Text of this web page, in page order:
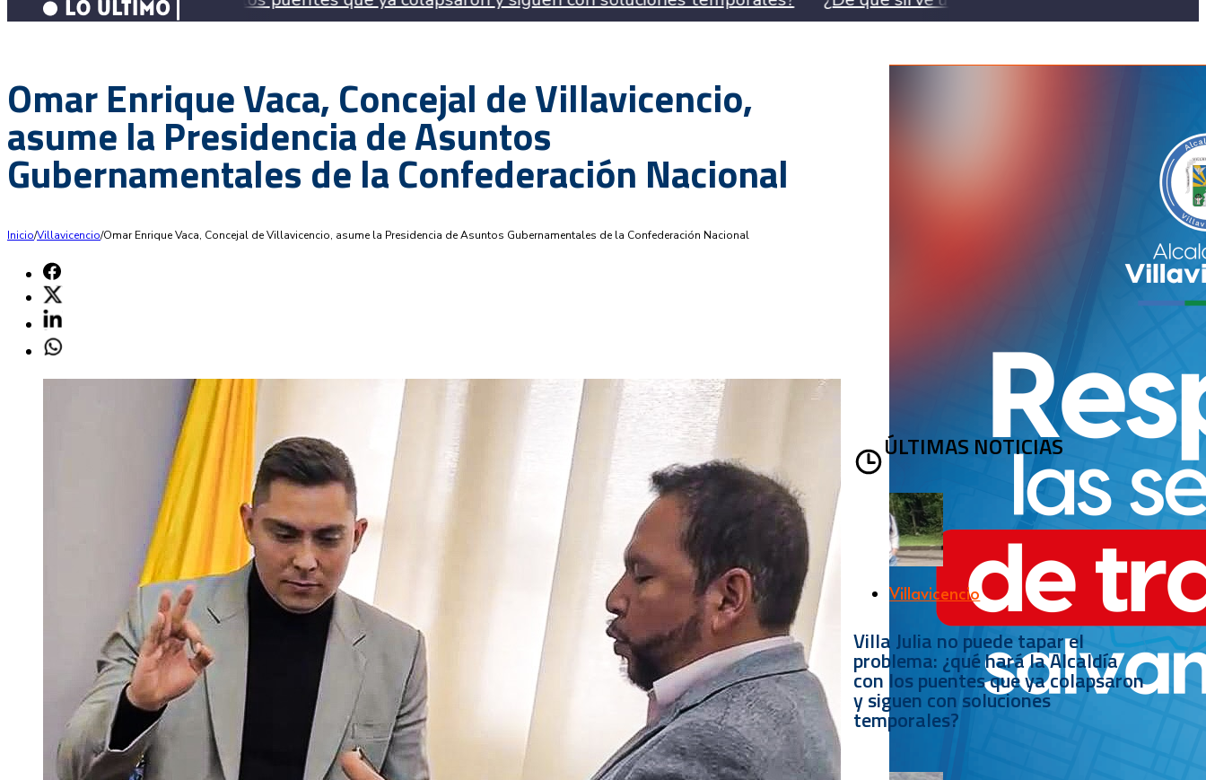
Omar Enrique Vaca, Concejal de Villavicencio,
asume la Presidencia de Asuntos
Gubernamentales de la Confederación Nacional
Inicio/Villavicencio/Omar Enrique Vaca, Concejal de Villavicencio, asume la Presidencia de Asuntos Gubernamentales de la Confederación Nacional
ÚLTIMAS NOTICIAS
Villavicencio
Villa Julia no puede tapar el
problema: ¿qué hará la Alcaldía
con los puentes que ya colapsaron
y siguen con soluciones
temporales?